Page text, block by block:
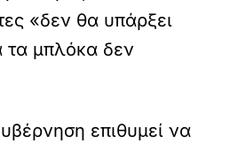
«δεν θα υπάρξει
μπλόκα δεν
επιθυμεί να